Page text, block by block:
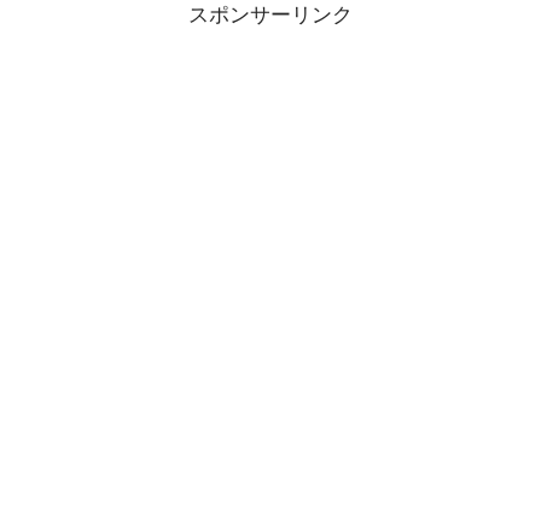
スポンサーリンク